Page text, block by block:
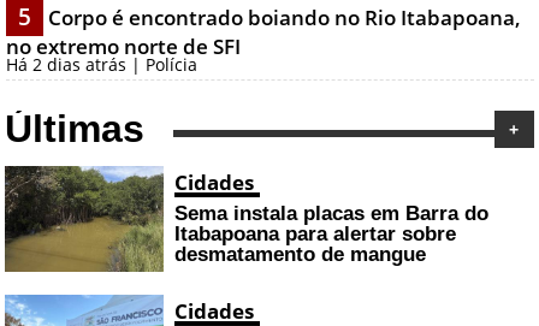
5
Corpo é encontrado boiando no Rio Itabapoana,
no extremo norte de SFI
Há 2 dias atrás | Polícia
Últimas +
Cidades
Sema instala placas em Barra do
Itabapoana para alertar sobre
desmatamento de mangue
Cidades